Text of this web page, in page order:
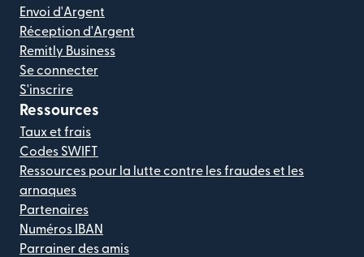
Envoi d'Argent
Réception d'Argent
Remitly Business
Se connecter
S'inscrire
Ressources
Taux et frais
Codes SWIFT
Ressources pour la lutte contre les fraudes et les
arnaques
Partenaires
Numéros IBAN
Parrainer des amis